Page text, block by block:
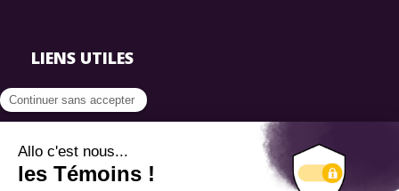
LIENS UTILES
FAQ
Dons